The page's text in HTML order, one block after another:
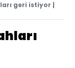
geri istiyor |